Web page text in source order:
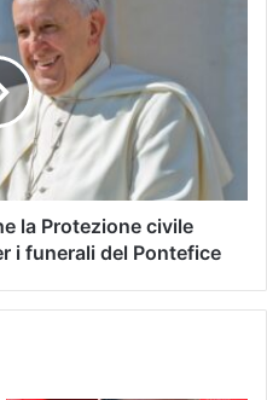
la Protezione civile
i funerali del Pontefice